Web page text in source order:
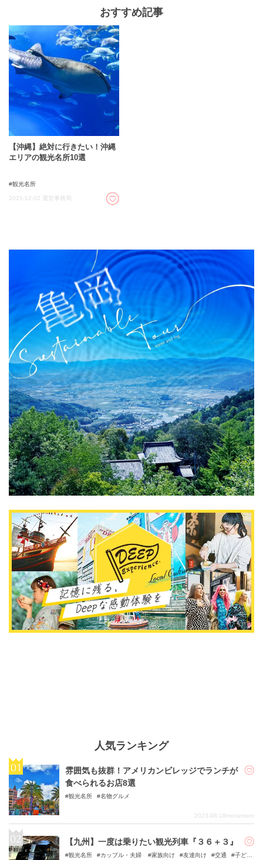
おすすめ記事
【沖縄】絶対に行きたい！沖縄
エリアの観光名所10選
観光名所
2021-12-02 運営事務局
人気ランキング
雰囲気も抜群！アメリカンビレッジでランチが
食べられるお店8選
観光名所 名物グルメ
2023-08-18monemoni
【九州】一度は乗りたい観光列車『３６＋３』
観光名所 カップル・夫婦 家族向け 友達向け 交通
子ども